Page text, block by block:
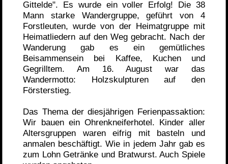
Gittelde". Es wurde ein voller Erfolg! Die 38
Mann starke Wandergruppe, geführt von 4
Forstleuten, wurde von der Heimatgruppe mit
Heimatliedern auf den Weg gebracht. Nach der
Wanderung gab es ein gemütliches
Beisammensein bei Kaffee, Kuchen und
Gegrilltem. Am 16. August war das
Wandermotto: Holzskulpturen auf den
Försterstieg.
Das Thema der diesjährigen Ferienpassaktion:
Wir bauen ein Ohrenkneiferhotel. Kinder aller
Altersgruppen waren eifrig mit basteln und
anmalen beschäftigt. Wie in jedem Jahr gab es
zum Lohn Getränke und Bratwurst. Auch Spiele